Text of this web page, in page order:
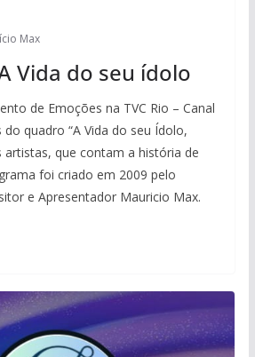
Max
Vida do seu ídolo
de Emoções na TVC Rio – Canal
quadro “A Vida do seu Ídolo,
artistas, que contam a história de
foi criado em 2009 pelo
e Apresentador Mauricio Max.